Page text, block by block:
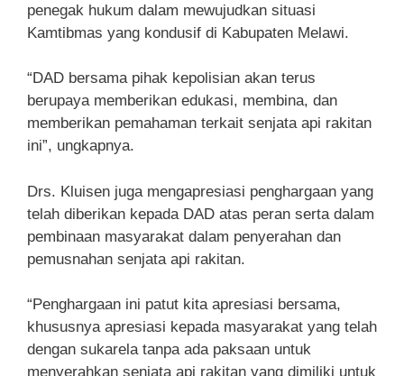
penegak hukum dalam mewujudkan situasi
Kamtibmas yang kondusif di Kabupaten Melawi.
“DAD bersama pihak kepolisian akan terus
berupaya memberikan edukasi, membina, dan
memberikan pemahaman terkait senjata api rakitan
ini”, ungkapnya.
Drs. Kluisen juga mengapresiasi penghargaan yang
telah diberikan kepada DAD atas peran serta dalam
pembinaan masyarakat dalam penyerahan dan
pemusnahan senjata api rakitan.
“Penghargaan ini patut kita apresiasi bersama,
khususnya apresiasi kepada masyarakat yang telah
dengan sukarela tanpa ada paksaan untuk
menyerahkan senjata api rakitan yang dimiliki untuk